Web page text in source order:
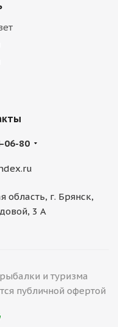
06-80
область, г. Брянск,
3 А
и туризма
публичной офертой